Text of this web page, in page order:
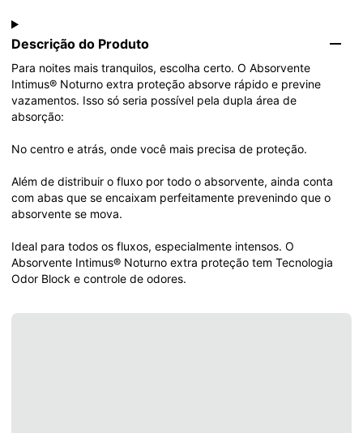
Descrição do Produto
Para noites mais tranquilos, escolha certo. O Absorvente
Intimus® Noturno extra proteção absorve rápido e previne
vazamentos. Isso só seria possível pela dupla área de
absorção:
No centro e atrás, onde você mais precisa de proteção.
Além de distribuir o fluxo por todo o absorvente, ainda conta
com abas que se encaixam perfeitamente prevenindo que o
absorvente se mova.
Ideal para todos os fluxos, especialmente intensos. O
Absorvente Intimus® Noturno extra proteção tem Tecnologia
Odor Block e controle de odores.